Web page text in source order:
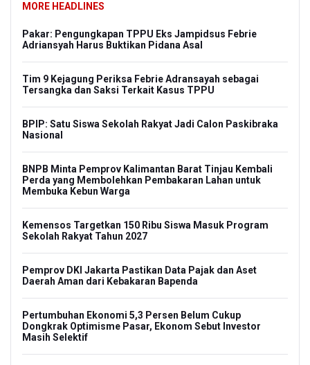
MORE HEADLINES
Pakar: Pengungkapan TPPU Eks Jampidsus Febrie
Adriansyah Harus Buktikan Pidana Asal
Tim 9 Kejagung Periksa Febrie Adransayah sebagai
Tersangka dan Saksi Terkait Kasus TPPU
BPIP: Satu Siswa Sekolah Rakyat Jadi Calon Paskibraka
Nasional
BNPB Minta Pemprov Kalimantan Barat Tinjau Kembali
Perda yang Membolehkan Pembakaran Lahan untuk
Membuka Kebun Warga
Kemensos Targetkan 150 Ribu Siswa Masuk Program
Sekolah Rakyat Tahun 2027
Pemprov DKI Jakarta Pastikan Data Pajak dan Aset
Daerah Aman dari Kebakaran Bapenda
Pertumbuhan Ekonomi 5,3 Persen Belum Cukup
Dongkrak Optimisme Pasar, Ekonom Sebut Investor
Masih Selektif